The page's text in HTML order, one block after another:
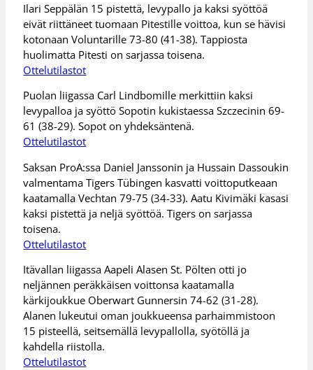
Ilari Seppälän 15 pistettä, levypallo ja kaksi syöttöä
eivät riittäneet tuomaan Pitestille voittoa, kun se hävisi
kotonaan Voluntarille 73-80 (41-38). Tappiosta
huolimatta Pitesti on sarjassa toisena.
Ottelutilastot
Puolan liigassa Carl Lindbomille merkittiin kaksi
levypalloa ja syöttö Sopotin kukistaessa Szczecinin 69-
61 (38-29). Sopot on yhdeksäntenä.
Ottelutilastot
Saksan ProA:ssa Daniel Janssonin ja Hussain Dassoukin
valmentama Tigers Tübingen kasvatti voittoputkeaan
kaatamalla Vechtan 79-75 (34-33). Aatu Kivimäki kasasi
kaksi pistettä ja neljä syöttöä. Tigers on sarjassa
toisena.
Ottelutilastot
Itävallan liigassa Aapeli Alasen St. Pölten otti jo
neljännen peräkkäisen voittonsa kaatamalla
kärkijoukkue Oberwart Gunnersin 74-62 (31-28).
Alanen lukeutui oman joukkueensa parhaimmistoon
15 pisteellä, seitsemällä levypallolla, syötöllä ja
kahdella riistolla.
Ottelutilastot